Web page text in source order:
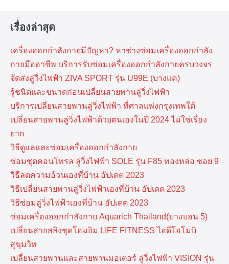
LIFE
FITNESS
เรื่องล่าสุด
เครื่องออกกำลังกายมีปัญหา? หาช่างซ่อมเครื่องออกกำลัง
กายมืออาชีพ บริการรับซ่อมเครื่องออกกำลังกายครบวงจร
จัดส่งลู่วิ่งไฟฟ้า ZIVA SPORT รุ่น U99E (บางแค)
รู้ชนิดและขนาดก่อนเปลี่ยนสายพานลู่วิ่งไฟฟ้า
บริการเปลี่ยนสายพานลู่วิ่งไฟฟ้า ที่​ศาลแพ่งกรุงเทพ​ใต้
เปลี่ยนสายพานลู่วิ่งไฟฟ้าด้วยตนเองในปี 2024 ไม่ใช่เรื่อง
ยาก
วิธีดูแลและซ่อมเครื่องออกกำลังกาย
ซ่อมชุดคอนโทรล ลู่วิ่งไฟฟ้า SOLE รุ่น F85 ทองหล่อ ซอย 9
วิธีลดความอ้วนเองที่บ้าน อัปเดต 2023
วิธีเปลี่ยนสายพานลู่วิ่งไฟฟ้าเองที่บ้าน อัปเดต 2023
วิธีซ่อมลู่วิ่งไฟฟ้าเองที่บ้าน อัปเดต 2023
ซ่อมเครื่องออกกำลังกาย Aquarich Thailand(บางบอน 5)
เปลี่ยนสายสลิงชุดโฮมยิม LIFE FITNESS ไอดีโอโมบิ
สุขุมวิท
เปลี่ยนสายพานและสายพานมอเตอร์ ลู่วิ่งไฟฟ้า VISION รุ่น